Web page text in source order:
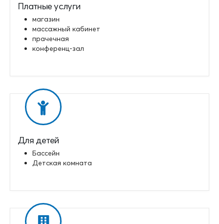
Платные услуги
магазин
массажный кабинет
прачечная
конференц-зал
Для детей
Бассейн
Детская комната